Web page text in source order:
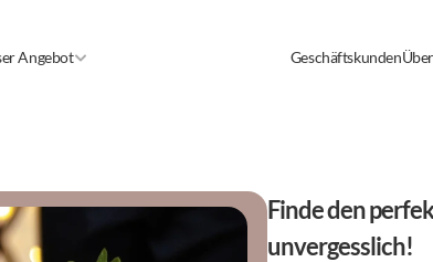
Angebot Geschäftskunden
Finde den
unvergesslich!